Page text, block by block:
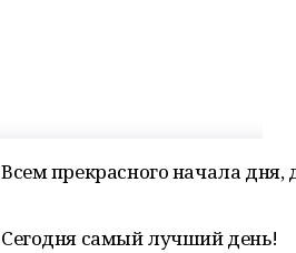
Всем прекрасного начала дня,
Сегодня самый лучший день!